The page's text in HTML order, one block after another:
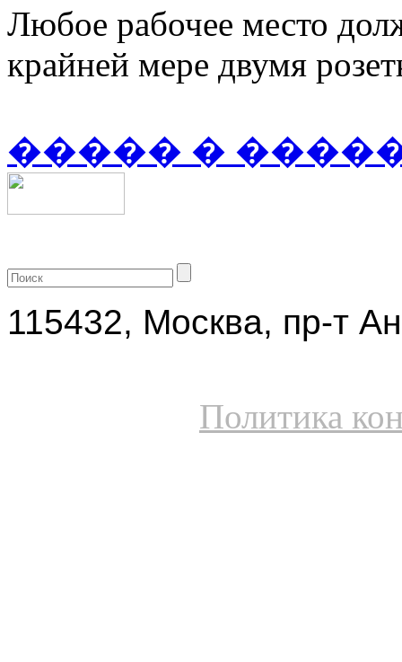
Любое рабочее место
крайней мере двумя
����� �
115432, Москва, пр-т
Политика